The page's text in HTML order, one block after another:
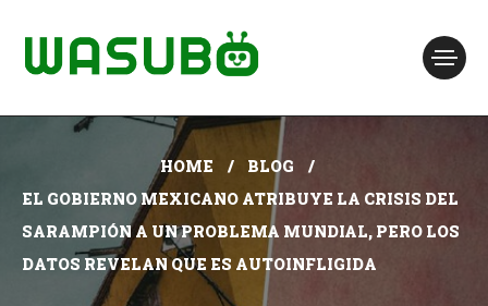
HOME
BLOG
EL GOBIERNO MEXICANO ATRIBUYE LA CRISIS DEL
SARAMPIÓN A UN PROBLEMA MUNDIAL, PERO LOS
DATOS REVELAN QUE ES AUTOINFLIGIDA